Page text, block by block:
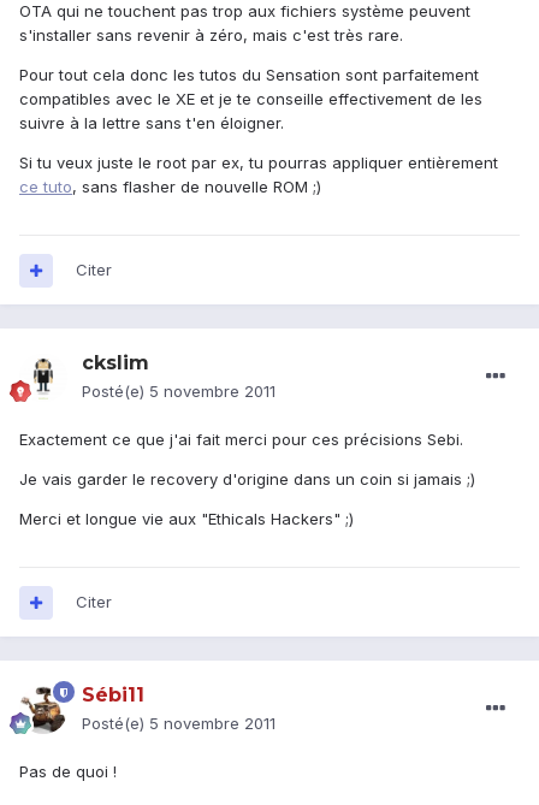
OTA qui ne touchent pas trop aux fichiers système peuvent
s'installer sans revenir à zéro, mais c'est très rare.
Pour tout cela donc les tutos du Sensation sont parfaitement
compatibles avec le XE et je te conseille effectivement de les
suivre à la lettre sans t'en éloigner.
Si tu veux juste le root par ex, tu pourras appliquer entièrement
ce tuto, sans flasher de nouvelle ROM ;)
Citer
ckslim
Posté(e) 5 novembre 2011
Exactement ce que j'ai fait merci pour ces précisions Sebi.
Je vais garder le recovery d'origine dans un coin si jamais ;)
Merci et longue vie aux "Ethicals Hackers" ;)
Citer
Sébi11
Posté(e) 5 novembre 2011
Pas de quoi !